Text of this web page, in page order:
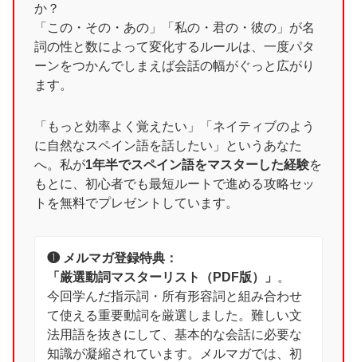
か？
「この・その・あの」「私の・君の・彼の」が名
詞の性と数によって変化するルールは、一度パタ
ーンをつかんでしまえば会話の幅がぐっと広がり
ます。
「もっと効率よく覚えたい」「ネイティブのよう
に自然なスペイン語を話したい」というあなた
へ。私が1年半でスペイン語をマスターした経験を
もとに、初心者でも最短ルートで進める攻略セッ
トを無料でプレゼントしています。
❶ メルマガ登録特典：
「厳選動詞マスターリスト（PDF版）」
。
今回学んだ指示詞・所有形容詞と組み合わせ
て使える重要動詞を厳選しました。難しい文
法用語を抜きにして、基本的な会話に必要な
知識が凝縮されています。メルマガでは、初